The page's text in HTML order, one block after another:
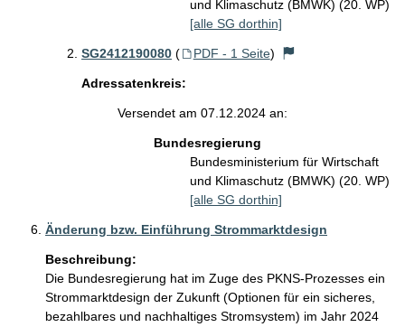
und Klimaschutz (BMWK) (20. WP)
[alle SG dorthin]
SG2412190080 ( PDF - 1 Seite)
Adressatenkreis:
Versendet am 07.12.2024 an:
Bundesregierung
Bundesministerium für Wirtschaft
und Klimaschutz (BMWK) (20. WP)
[alle SG dorthin]
Änderung bzw. Einführung Strommarktdesign
Beschreibung:
Die Bundesregierung hat im Zuge des PKNS-Prozesses ein
Strommarktdesign der Zukunft (Optionen für ein sicheres,
bezahlbares und nachhaltiges Stromsystem) im Jahr 2024